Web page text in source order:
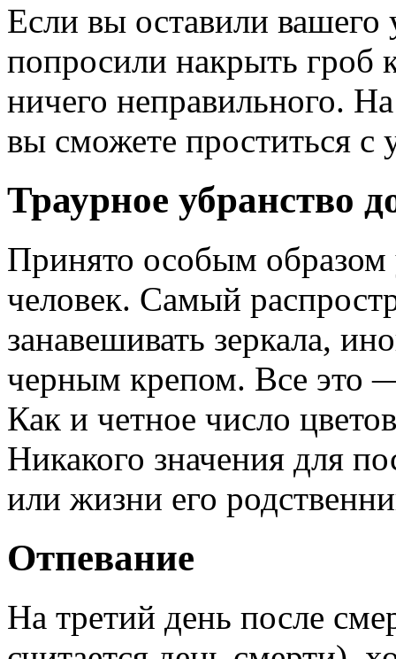
Если вы оставили вашего
попросили накрыть гроб
ничего неправильного.
вы сможете проститься
Траурное убранство
Принято особым образом
человек. Самый
занавешивать зеркала,
черным крепом. Все это
Как и четное число
Никакого значения для
или жизни его
Отпевание
На третий день после